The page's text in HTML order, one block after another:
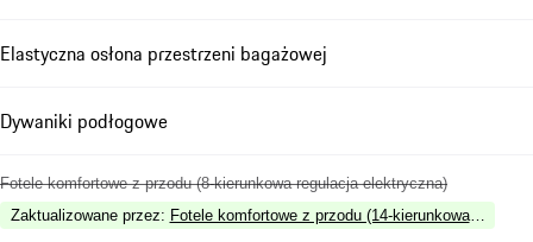
Elastyczna osłona przestrzeni bagażowej
Dywaniki podłogowe
Fotele komfortowe z przodu (8-kierunkowa regulacja elektryczna)
Zaktualizowane przez: Fotele komfortowe z przodu (14-kierunkowa